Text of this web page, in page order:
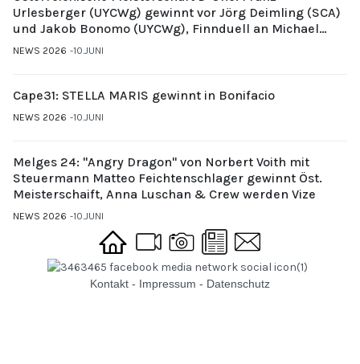
Urlesberger (UYCWg) gewinnt vor Jörg Deimling (SCA)
und Jakob Bonomo (UYCWg), Finnduell an Michael
Gubi (UYCMo)
NEWS 2026 10.JUNI
Cape31: STELLA MARIS gewinnt in Bonifacio
NEWS 2026 10.JUNI
Melges 24: "Angry Dragon" von Norbert Voith mit
Steuermann Matteo Feichtenschlager gewinnt Öst.
Meisterschaift, Anna Luschan & Crew werden Vize
NEWS 2026 10.JUNI
Kontakt - Impressum - Datenschutz